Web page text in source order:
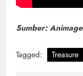
Sumber: Animage
Tagged: Treasure